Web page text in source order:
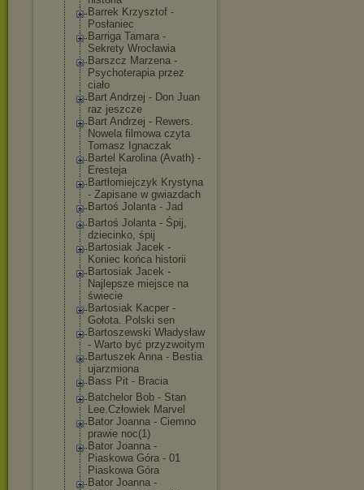
Barrek Krzysztof -
Posłaniec
Barriga Tamara -
Sekrety Wrocławia
Barszcz Marzena -
Psychoterapia przez
ciało
Bart Andrzej - Don Juan
raz jeszcze
Bart Andrzej - Rewers.
Nowela filmowa czyta
Tomasz Ignaczak
Bartel Karolina (Avath) -
Eresteja
Bartłomiejczyk Krystyna
- Zapisane w gwiazdach
Bartoś Jolanta - Jad
Bartoś Jolanta - Śpij,
dziecinko, śpij
Bartosiak Jacek -
Koniec końca historii
Bartosiak Jacek -
Najlepsze miejsce na
świecie
Bartosiak Kacper -
Gołota. Polski sen
Bartoszewski Władysław
- Warto być przyzwoitym
Bartuszek Anna - Bestia
ujarzmiona
Bass Pit - Bracia
Batchelor Bob - Stan
Lee.Człowiek Marvel
Bator Joanna - Ciemno
prawie noc(1)
Bator Joanna -
Piaskowa Góra - 01
Piaskowa Góra
Bator Joanna -